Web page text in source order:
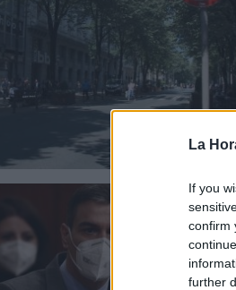
La
If you
confirm
further